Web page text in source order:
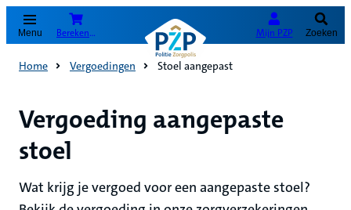
Menu Bereken je premie Mijn PZP Zoeken
Home Vergoedingen Stoel aangepast
Vergoeding aangepaste
stoel
Wat krijg je vergoed voor een aangepaste stoel?